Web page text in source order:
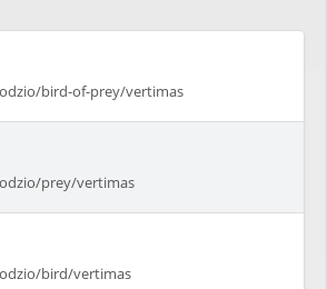
bird-of-prey/vertimas
prey/vertimas
bird/vertimas